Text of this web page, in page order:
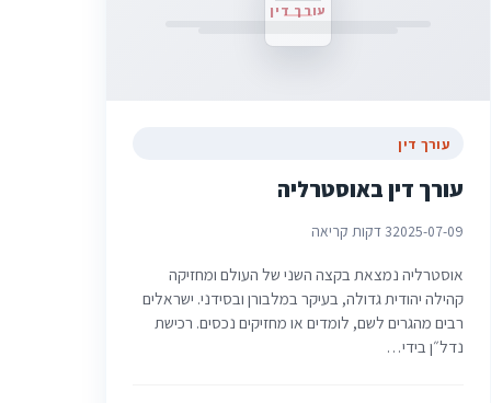
עורך דין
עורך דין
עורך דין באוסטרליה
2025-07-093 דקות קריאה
אוסטרליה נמצאת בקצה השני של העולם ומחזיקה
קהילה יהודית גדולה, בעיקר במלבורן ובסידני. ישראלים
רבים מהגרים לשם, לומדים או מחזיקים נכסים. רכישת
נדל״ן בידי…